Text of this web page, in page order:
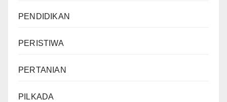
PENDIDIKAN
PERISTIWA
PERTANIAN
PILKADA